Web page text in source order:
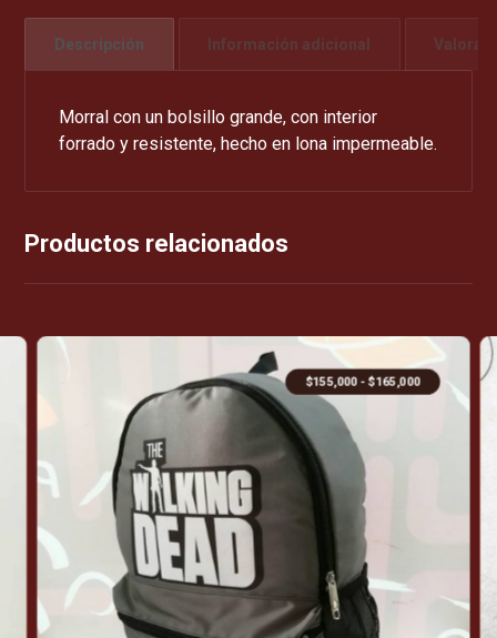
Descripción Información adicional
Morral con un bolsillo grande, con interior
forrado y resistente, hecho en lona impermeable.
Productos relacionados
$155,000 - $165,000